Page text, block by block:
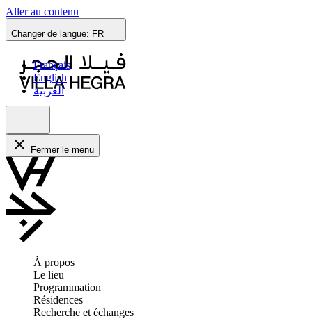
Aller au contenu
Changer de langue: FR
Français
English
العربية
Fermer le menu
À propos
Le lieu
Programmation
Résidences
Recherche et échanges